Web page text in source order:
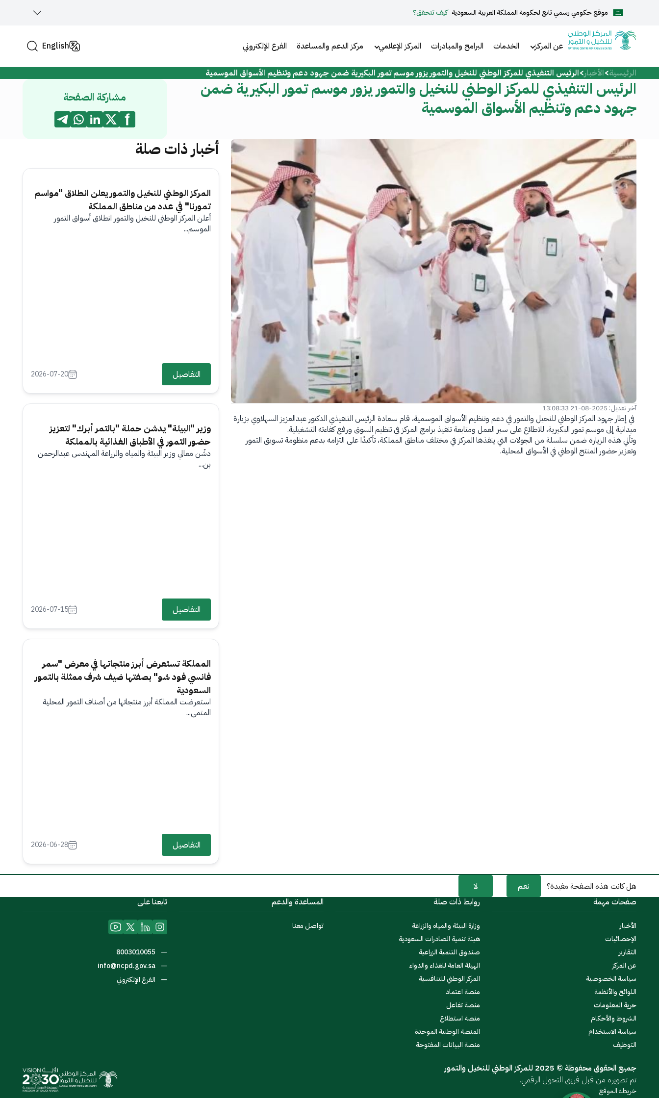
كيف تتحقق؟ English
الرئيسية
عن المركز
المركز الإعلامي
مركز الدعم والمساعدة
الفرع الإلكتروني
عن المركز الخدمات البرامج والمبادرات المركز الإعلامي مركز الدعم والمساعدة الفرع الإلكتروني English
الرئيسية الأخبار الرئيس التنفيذي للمركز الوطني للنخيل والتمور يزور موسم تمور البكيرية ضمن جهود دعم وتنظيم الأسواق الموسمية
الرئيس التنفيذي للمركز الوطني للنخيل والتمور يزور موسم تمور البكيرية ضمن
جهود دعم وتنظيم الأسواق الموسمية
مشاركة الصفحة
آخر تعديل: 2025-08-21 13:08:33
في إطار جهود المركز الوطني للنخيل والتمور في دعم وتنظيم الأسواق الموسمية، قام سعادة الرئيس التنفيذي الدكتور عبدالعزيز السهلاوي بزيارة
ميدانية إلى موسم تمور البكيرية، للاطلاع على سير العمل ومتابعة تنفيذ برامج المركز في تنظيم السوق ورفع كفاءته التشغيلية.
وتأتي هذه الزيارة ضمن سلسلة من الجولات التي ينفذها المركز في مختلف مناطق المملكة، تأكيدًا على التزامه بدعم منظومة تسويق التمور
وتعزيز حضور المنتج الوطني في الأسواق المحلية.
أخبار ذات صلة
المركز الوطني للنخيل والتمور يعلن انطلاق "مواسم
تمورنا" في عدد من مناطق المملكة
أعلن المركز الوطني للنخيل والتمور انطلاق أسواق التمور
الموسم...
التفاصيل 2026-07-20
وزير "البيئة" يدشن حملة "بالتمر أبرك" لتعزيز
حضور التمور في الأطباق الغذائية بالمملكة
دشّن معالي وزير البيئة والمياه والزراعة المهندس عبدالرحمن
بن...
التفاصيل 2026-07-15
المملكة تستعرض أبرز منتجاتها في معرض "سمر
فانسي فود شو" بصفتها ضيف شرف ممثلة بالتمور
السعودية
استعرضت المملكة أبرز منتجاتها من أصناف التمور المحلية
المتمي...
التفاصيل 2026-06-28
هل كانت هذه الصفحة مفيدة؟ نعم
لا
صفحات مهمة
الأخبار
الإحصائيات
التقارير
عن المركز
سياسة الخصوصية
اللوائح والأنظمة
حرية المعلومات
الشروط والأحكام
سياسة الاستخدام
التوظيف
روابط ذات صلة
وزارة البيئة والمياه والزراعة
هيئة تنمية الصادرات السعودية
صندوق التنمية الزراعية
الهيئة العامة للغذاء والدواء
المركز الوطني للتنافسية
منصة اعتماد
منصة تفاعل
منصة استطلاع
المنصة الوطنية الموحدة
منصة البيانات المفتوحة
المساعدة والدعم
تواصل معنا
تابعنا على
—
—
info@ncpd.gov.sa
— الفرع الإلكتروني
جميع الحقوق محفوظة © 2025 للمركز الوطني للنخيل والتمور
تم تطويره من قبل فريق التحول الرقمي.
خريطة الموقع